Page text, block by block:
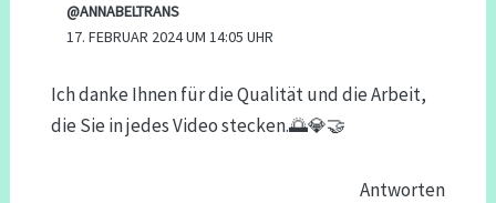
@ANNABELTRANS
17. FEBRUAR 2024 UM 14:05 UHR
Ich danke Ihnen für die Qualität und die Arbeit,
die Sie in jedes Video stecken.🌅💎🤝
Antworten